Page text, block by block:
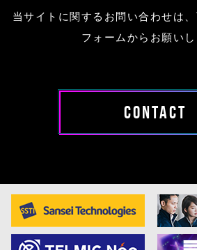
当サイトに関するお問い合わせは
フォームからお願いし
CONTACT